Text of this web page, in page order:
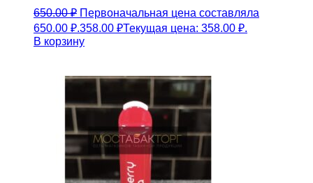
650.00₽ Первоначальная цена составляла
650.00 ₽.358.00 ₽Текущая цена: 358.00 ₽.
В корзину